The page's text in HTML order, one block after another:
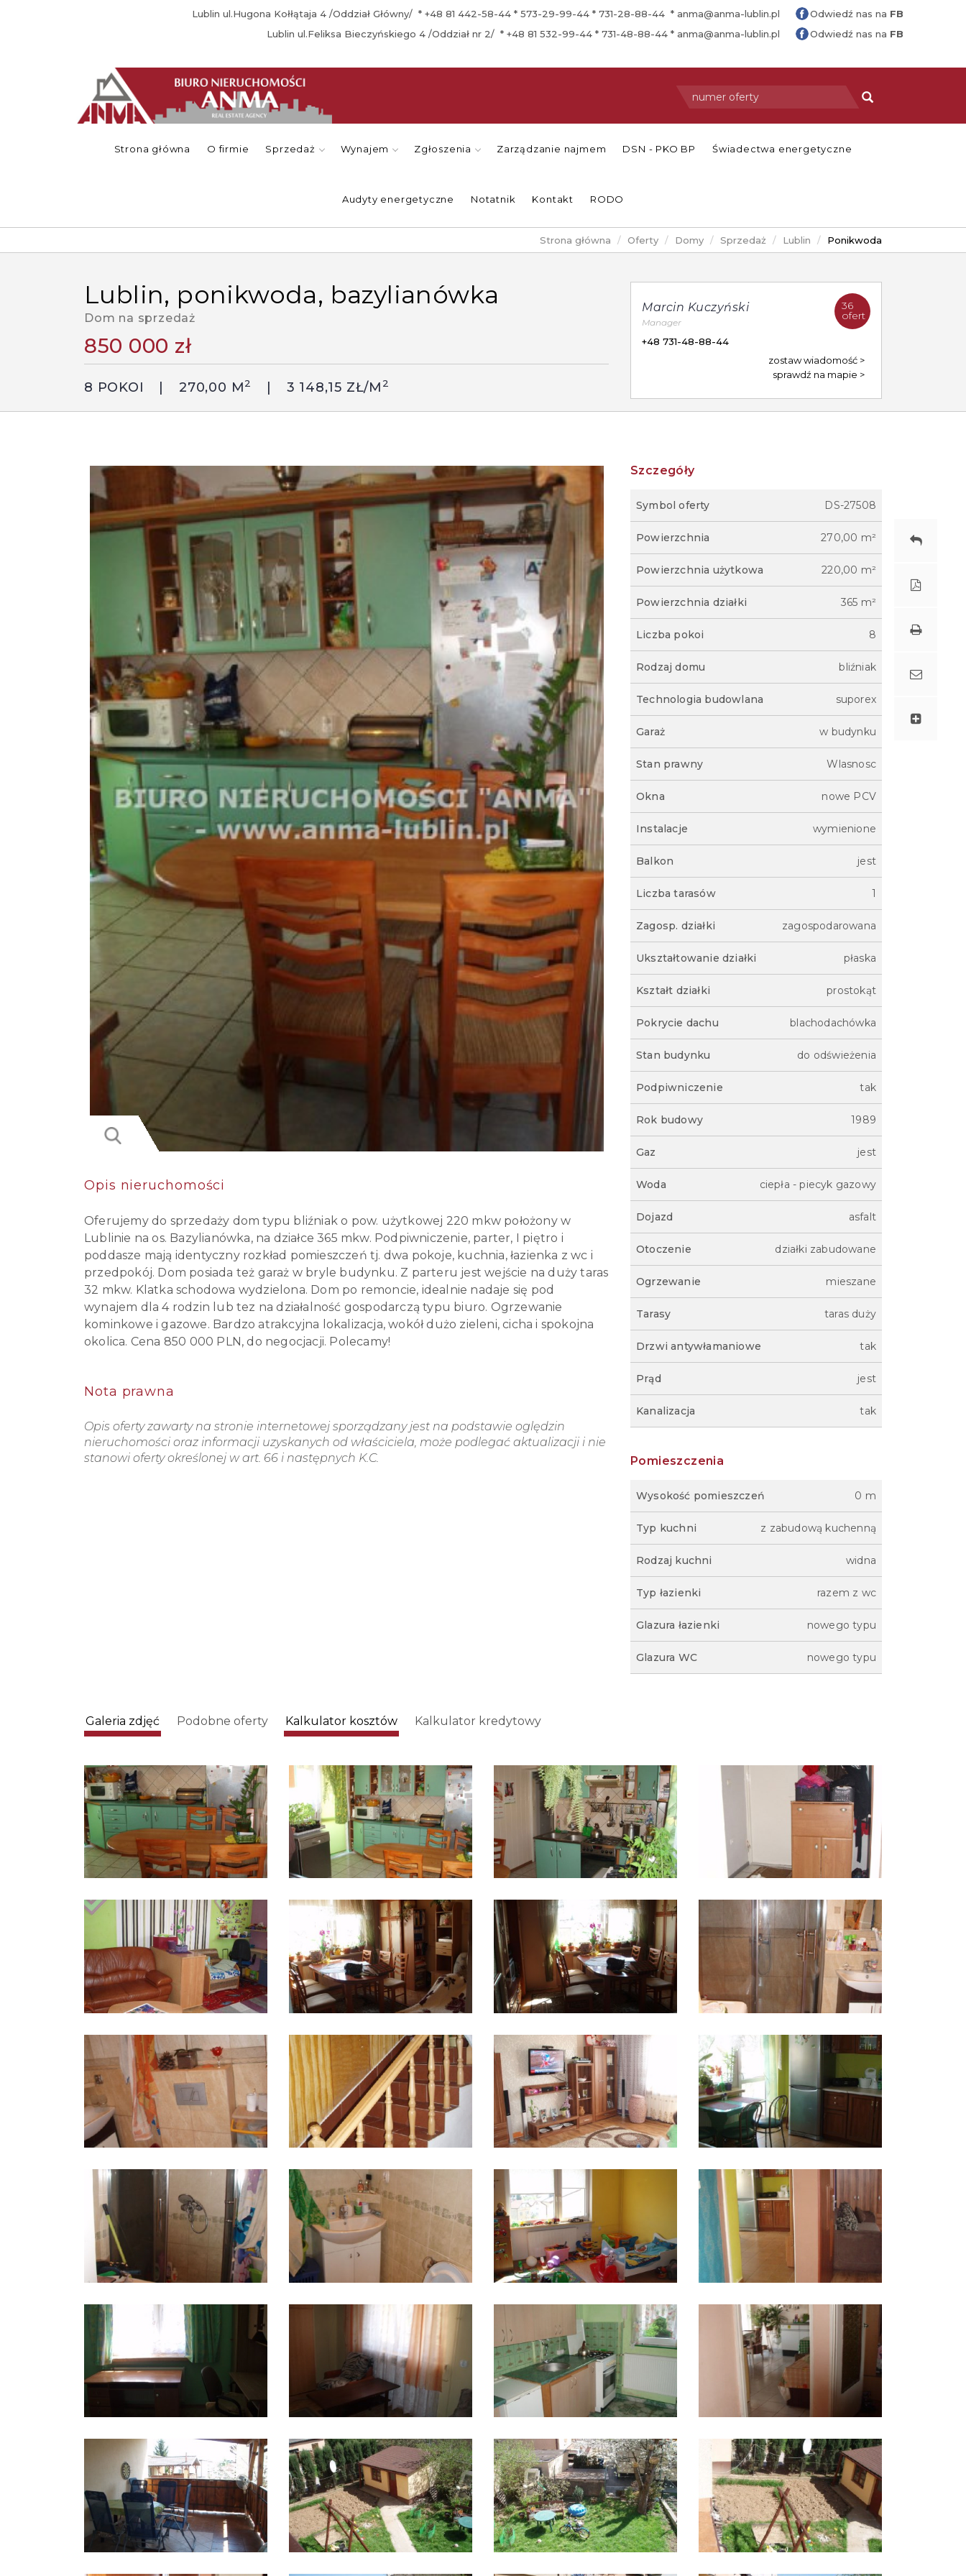
Lublin ul.Hugona Kołłątaja 4 /Oddział Główny/ * +48 81 442-58-44 * 573-29-99-44 * 731-28-88-44 * anma@anma-lublin.pl Odwiedź nas na FB
Lublin ul.Feliksa Bieczyńskiego 4 /Oddział nr 2/ * +48 81 532-99-44 * 731-48-88-44 * anma@anma-lublin.pl Odwiedź nas na FB
Strona główna O firmie Sprzedaż Wynajem Zgłoszenia Zarządzanie najmem DSN - PKO BP Świadectwa energetyczne
Audyty energetyczne Notatnik Kontakt RODO
Strona główna Oferty Domy Sprzedaż Lublin Ponikwoda
lublin, ponikwoda, bazylianówka
Dom na sprzedaż
850 000 zł
8 POKOI 270,00 M2 3 148,15 ZŁ/M 2
36
ofert
Marcin Kuczyński
Manager
+48 731-48-88-44
zostaw wiadomość
sprawdź na mapie
Opis nieruchomości
Oferujemy do sprzedaży dom typu bliźniak o pow. użytkowej 220 mkw położony w
Lublinie na os. Bazylianówka, na działce 365 mkw. Podpiwniczenie, parter, I piętro i
poddasze mają identyczny rozkład pomieszczeń tj. dwa pokoje, kuchnia, łazienka z wc i
przedpokój. Dom posiada też garaż w bryle budynku. Z parteru jest wejście na duży taras
32 mkw. Klatka schodowa wydzielona. Dom po remoncie, idealnie nadaje się pod
wynajem dla 4 rodzin lub tez na działalność gospodarczą typu biuro. Ogrzewanie
kominkowe i gazowe. Bardzo atrakcyjna lokalizacja, wokół dużo zieleni, cicha i spokojna
okolica. Cena 850 000 PLN, do negocjacji. Polecamy!
Nota prawna
Opis oferty zawarty na stronie internetowej sporządzany jest na podstawie oględzin
nieruchomości oraz informacji uzyskanych od właściciela, może podlegać aktualizacji i nie
stanowi oferty określonej w art. 66 i następnych K.C.
Szczegóły
Symbol oferty DS-27508
Powierzchnia 270,00 m²
Powierzchnia użytkowa 220,00 m²
Powierzchnia działki 365 m²
Liczba pokoi 8
Rodzaj domu bliźniak
Technologia budowlana suporex
Garaż w budynku
Stan prawny Wlasnosc
Okna nowe PCV
Instalacje wymienione
Balkon jest
Liczba tarasów 1
Zagosp. działki zagospodarowana
Ukształtowanie działki płaska
Kształt działki prostokąt
Pokrycie dachu blachodachówka
Stan budynku do odświeżenia
Podpiwniczenie tak
Rok budowy 1989
Gaz jest
Woda ciepła - piecyk gazowy
Dojazd asfalt
Otoczenie działki zabudowane
Ogrzewanie mieszane
Tarasy taras duży
Drzwi antywłamaniowe tak
Prąd jest
Kanalizacja tak
Pomieszczenia
Wysokość pomieszczeń 0 m
Typ kuchni z zabudową kuchenną
Rodzaj kuchni widna
Typ łazienki razem z wc
Glazura łazienki nowego typu
Glazura WC nowego typu
Galeria zdjęć Podobne oferty Kalkulator kosztów Kalkulator kredytowy